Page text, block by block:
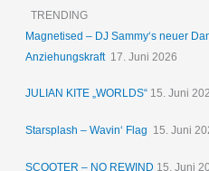
TRENDING
Magnetised – DJ Sammy‘s neuer
Anziehungskraft 17. Juni 2026
JULIAN KITE „WORLDS“ 15. Juni
Starsplash – Wavin‘ Flag 15. Juni
SCOOTER – NO REWIND 15. Juni